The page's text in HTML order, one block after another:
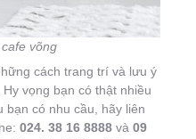
võng
cách trang trí và lưu ý
. Hy vọng bạn có thật nhiều
có nhu cầu, hãy liên
024. 38 16 8888 và 09